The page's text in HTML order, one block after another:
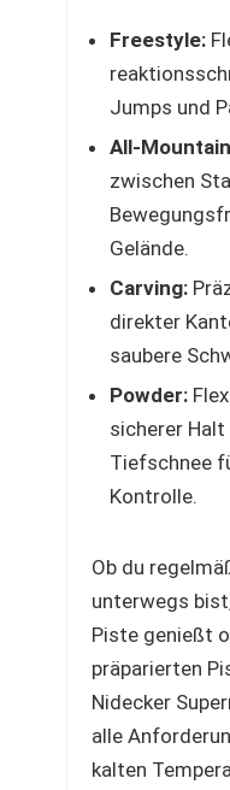
Freestyle:
Jumps und
All-
zwischen
Gelände.
Carving:
direkter
saubere
Powder:
sicherer Halt
Tiefschnee
Kontrolle.
Ob du
unterwegs
Piste genießt
präparierten
Nidecker
alle
kalten